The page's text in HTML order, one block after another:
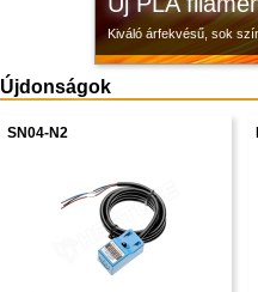
Kiváló árfekvésű, sok
Újdonságok
SN04-N2